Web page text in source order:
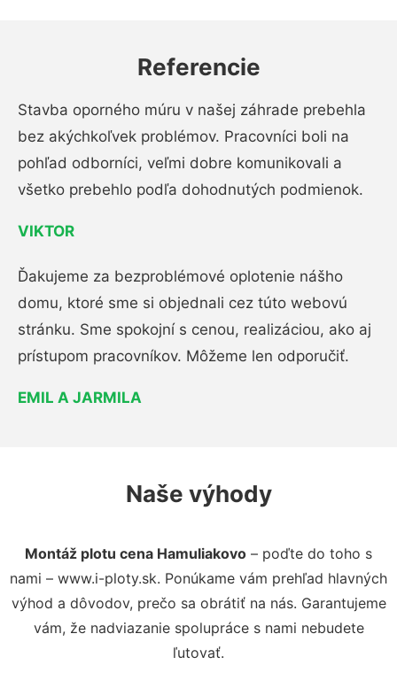
Referencie
Stavba oporného múru v našej záhrade prebehla
bez akýchkoľvek problémov. Pracovníci boli na
pohľad odborníci, veľmi dobre komunikovali a
všetko prebehlo podľa dohodnutých podmienok.
VIKTOR
Ďakujeme za bezproblémové oplotenie nášho
domu, ktoré sme si objednali cez túto webovú
stránku. Sme spokojní s cenou, realizáciou, ako aj
prístupom pracovníkov. Môžeme len odporučiť.
EMIL A JARMILA
Naše výhody
Montáž plotu cena Hamuliakovo – poďte do toho s
nami – www.i-ploty.sk. Ponúkame vám prehľad hlavných
výhod a dôvodov, prečo sa obrátiť na nás. Garantujeme
vám, že nadviazanie spolupráce s nami nebudete
ľutovať.